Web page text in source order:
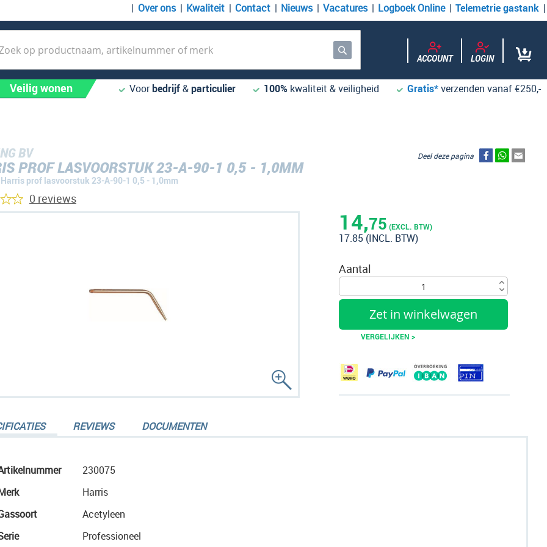
Over ons Kwaliteit Contact Nieuws Vacatures Logboek Online Telemetrie gastank
Zoek ACCOUNT LOGIN
Veilig wonen Voorbedrijf&particulier 100% kwaliteit & veiligheid Gratis*verzenden vanaf €250,-
BV
PROF LASVOORSTUK 23-A-90-1 0,5 - 1,0MM
Harris prof lasvoorstuk 23-A-90-1 0,5 - 1,0mm
14,75 (EXCL. BTW)
17.85 (INCL. BTW)
Aantal
Zet in winkelwagen
VERGELIJKEN >
Deel deze pagina
0 reviews
230075
Harris
Acetyleen
Professioneel
REVIEWS DOCUMENTEN